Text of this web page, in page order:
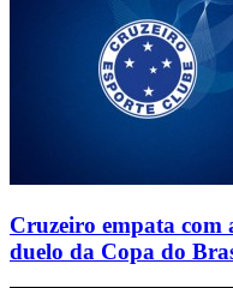
Cruzeiro empata com
duelo da Copa do